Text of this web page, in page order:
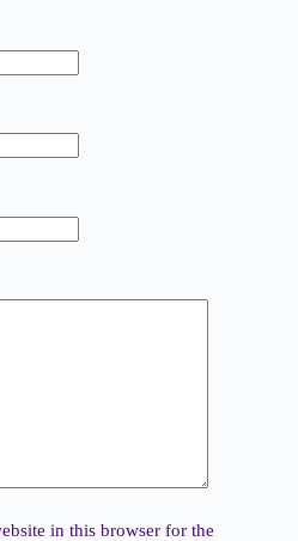
in this browser for the